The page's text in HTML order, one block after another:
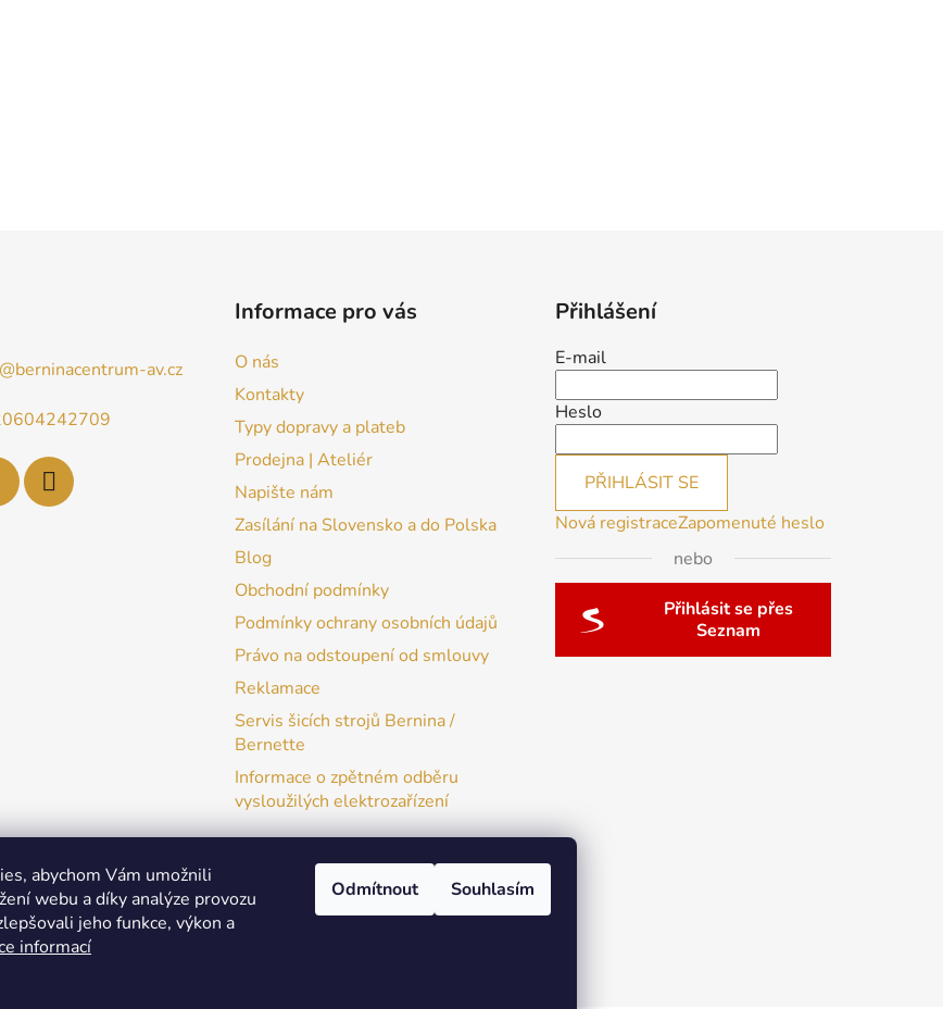
abychom Vám umožnili
webu a díky analýze provozu
jeho funkce, výkon a
informací
Odmítnout Souhlasím
berninacentrum-av.cz
Informace pro vás
O nás
Kontakty
Typy dopravy a plateb
Prodejna | Ateliér
Napište nám
Zasílání na Slovensko a do Polska
Blog
Obchodní podmínky
Podmínky ochrany osobních údajů
Právo na odstoupení od smlouvy
Reklamace
Servis šicích strojů Bernina /
Bernette
Informace o zpětném odběru
vysloužilých elektrozařízení
Přihlášení
E-mail
Heslo
PŘIHLÁSIT SE
Nová registraceZapomenuté heslo
nebo
Přihlásit se přes
Seznam
patchwork-aja.cz